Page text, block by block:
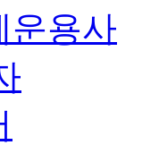
운용사